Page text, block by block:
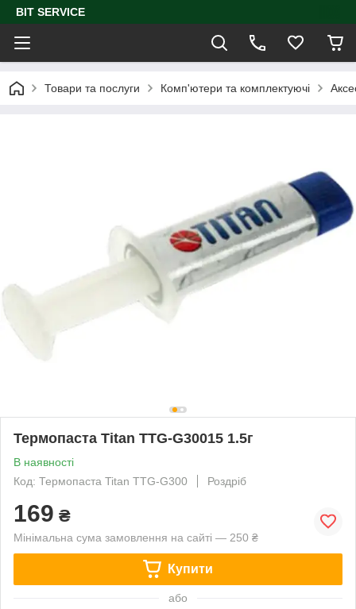
BIT SERVICE
Товари та послуги Комп'ютери та комплектуючі
Термопаста Titan TTG-G30015 1.5г
В наявності
Код: Термопаста Titan TTG-G300
Роздріб
169 ₴
Мінімальна сума замовлення на сайті — 250 ₴
Купити
або